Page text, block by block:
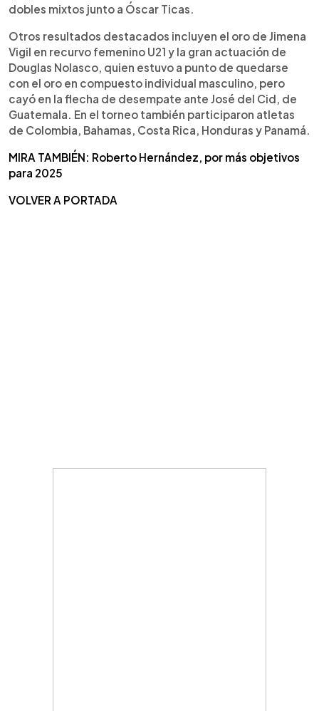
dobles mixtos junto a Óscar Ticas.
Otros resultados destacados incluyen el oro de Jimena
Vigil en recurvo femenino U21 y la gran actuación de
Douglas Nolasco, quien estuvo a punto de quedarse
con el oro en compuesto individual masculino, pero
cayó en la flecha de desempate ante José del Cid, de
Guatemala. En el torneo también participaron atletas
de Colombia, Bahamas, Costa Rica, Honduras y Panamá.
MIRA TAMBIÉN: Roberto Hernández, por más objetivos
para 2025
VOLVER A PORTADA